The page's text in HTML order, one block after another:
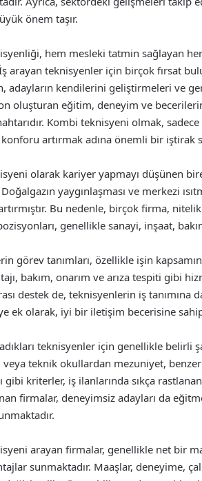
önem taşır.
hem mesleki tatmin sağlayan
arayan teknisyenler için birçok fırsat
adayların kendilerini geliştirmeleri ve
oluşturan eğitim, deneyim ve
Kombi teknisyeni olmak,
artırmak adına önemli bir iştirak
olarak kariyer yapmayı düşünen
yaygınlaşması ve merkezi
Bu nedenle, birçok firma,
genellikle sanayi, inşaat,
görev tanımları, özellikle işin
bakım, onarım ve arıza tespiti gibi
destek de, teknisyenlerin iş tanımına
ek olarak, iyi bir iletişim becerisine
teknisyenler için genellikle belirli
veya teknik okullardan mezuniyet,
gibi kriterler, iş ilanlarında sıkça
firmalar, deneyimsiz adayları da
arayan firmalar, genellikle net bir
sunmaktadır. Maaşlar, deneyime,